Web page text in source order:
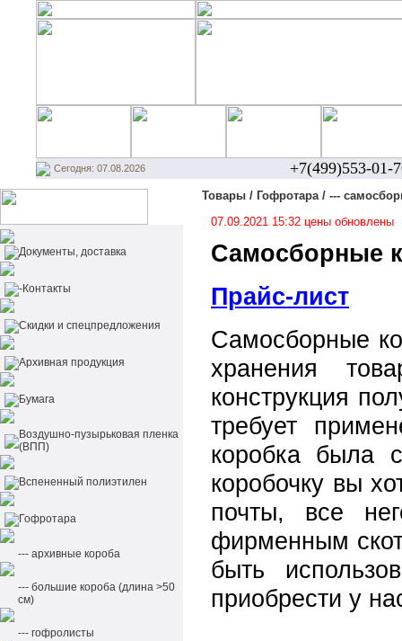
Сегодня: 07.08.2026 +7(499)553-01-
Документы, доставка
-Контакты
Cкидки и спецпредложения
Архивная продукция
Бумага
Воздушно-пузырьковая пленка
(ВПП)
Вспененный полиэтилен
Гофротара
--- архивные короба
--- большие короба (длина >50
см)
--- гофролисты
Товары / Гофротара / ---
07.09.2021 15:32 цены обновлены
Самосборные
Прайс-лист
Самосборные
хранения
конструкция
требует
коробка была
коробочку вы
почты, все
фирменным
быть
приобрести у